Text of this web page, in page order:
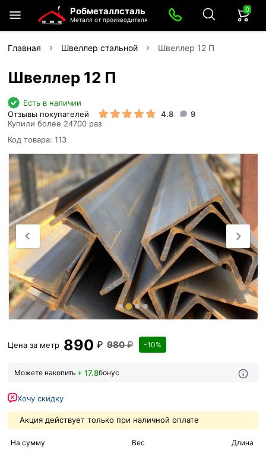
Робметаллсталь
Металл от производителя
0
Главная Швеллер стальной Швеллер 12 П
Швеллер 12 П
Есть в наличии
Отзывы покупателей
4.8
9
Купили более 24700 раз
Код товара: 113
Цена за метр 890 ₽ 980₽ -10%
Можете накопить + 17.8бонус
Хочу скидку
Акция действует только при наличной оплате
На сумму Вес Длина